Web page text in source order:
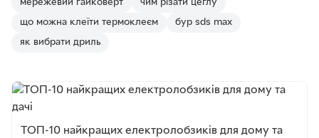
мережевий гайковерт чим різати цеглу
що можна клеїти термоклеєм бур sds max
як вибрати дриль
ТОП-10 найкращих електролобзиків для дому та